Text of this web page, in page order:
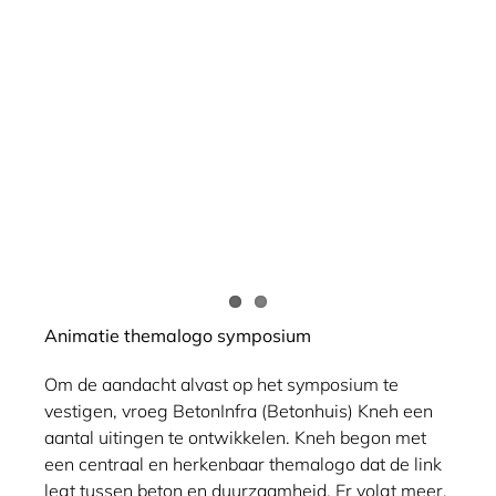
Animatie themalogo symposium
Om de aandacht alvast op het symposium te
vestigen, vroeg BetonInfra (Betonhuis) Kneh een
aantal uitingen te ontwikkelen. Kneh begon met
een centraal en herkenbaar themalogo dat de link
legt tussen beton en duurzaamheid. Er volgt meer.